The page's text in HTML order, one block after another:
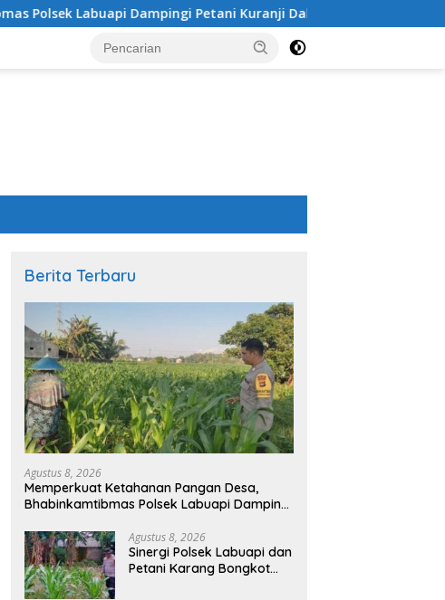
Petani Kuranji Dalang Sinergi Polsek Labuapi dan
Berita Terbaru
Agustus 8, 2026
Memperkuat Ketahanan Pangan Desa,
Bhabinkamtibmas Polsek Labuapi Dampingi
Agustus 8, 2026
Sinergi Polsek Labuapi dan
Petani Karang Bongkot